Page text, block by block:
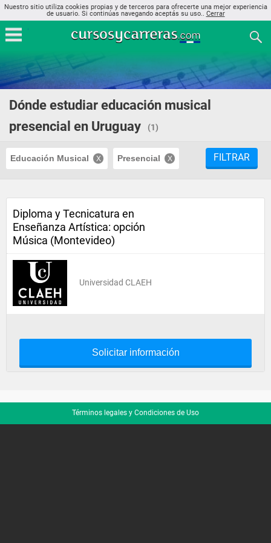
Nuestro sitio utiliza cookies propias y de terceros para ofrecerte una mejor experiencia
de usuario. Si continúas navegando aceptás su uso.. Cerrar
Dónde estudiar educación musical
presencial en Uruguay
(1)
Educación Musical Presencial FILTRAR
Diploma y Tecnicatura en
Enseñanza Artística: opción
Música (Montevideo)
Universidad CLAEH
Solicitar información
Términos legales y Condiciones de Uso